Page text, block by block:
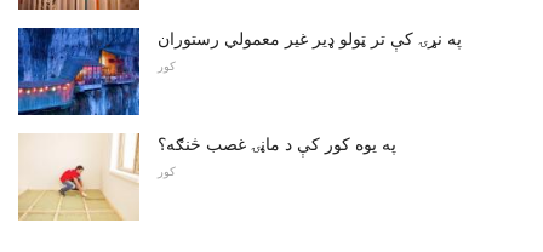
په نړۍ کې تر ټولو ډیر غیر معمولي رستوران
کور
په یوه کور کې د ماڼۍ غصب څنګه؟
کور